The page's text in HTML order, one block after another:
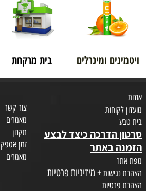
ויטמינים ומינרלים בית מרקחת
אודות
מועדון לקוחות
בית טבע
סרטון הדרכה כיצד לבצע
הזמנה באתר
מפת אתר
הצהרת נגישות + מידיניות פרטיות
הצהרת פרטיות
צור קשר
מאמרים
תקנון
זמן
מאמרים